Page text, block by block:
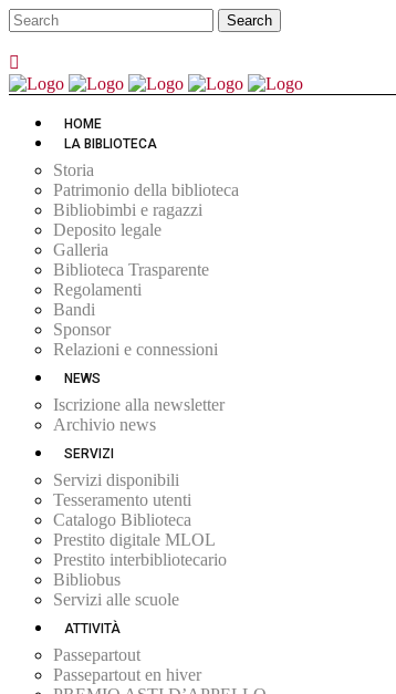
HOME
LA BIBLIOTECA
Storia
Patrimonio della biblioteca
Bibliobimbi e ragazzi
Deposito legale
Galleria
Biblioteca Trasparente
Regolamenti
Bandi
Sponsor
Relazioni e connessioni
NEWS
Iscrizione alla newsletter
Archivio news
SERVIZI
Servizi disponibili
Tesseramento utenti
Catalogo Biblioteca
Prestito digitale MLOL
Prestito interbibliotecario
Bibliobus
Servizi alle scuole
ATTIVITÀ
Passepartout
Passepartout en hiver